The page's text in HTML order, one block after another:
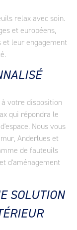
relax avec soin.
et européens,
leur engagement
votre disposition
qui répondra le
Nous vous
Anderlues et
de fauteuils
d'aménagement
SOLUTION